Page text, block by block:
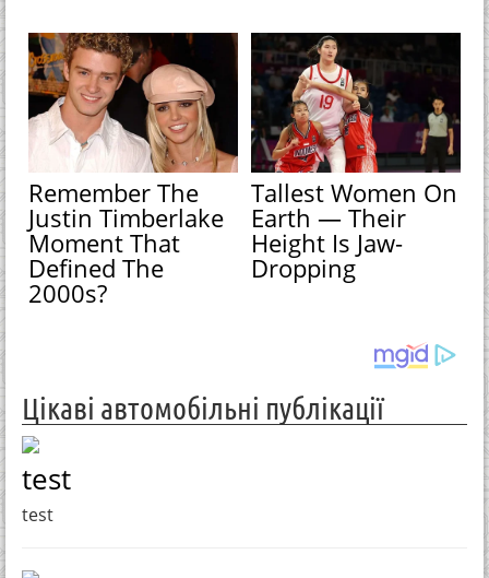
Remember The
Justin Timberlake
Moment That
Defined The
2000s?
Tallest Women On
Earth — Their
Height Is Jaw-
Dropping
Цікаві автомобільні публікації
test
test